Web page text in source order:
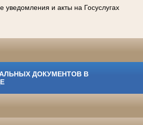
уведомления и акты на Госуслугах
ДОКУМЕНТОВ В